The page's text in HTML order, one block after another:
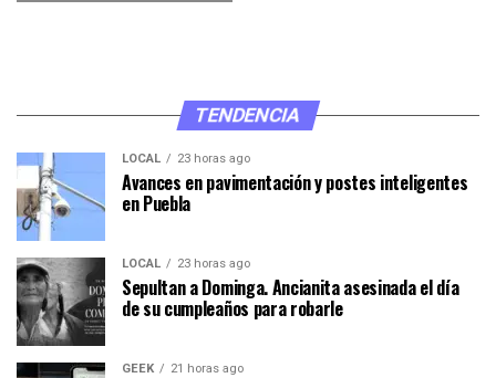
TENDENCIA
LOCAL 23 horas ago
Avances en pavimentación y postes inteligentes
en Puebla
LOCAL 23 horas ago
Sepultan a Dominga. Ancianita asesinada el día
de su cumpleaños para robarle
GEEK 21 horas ago